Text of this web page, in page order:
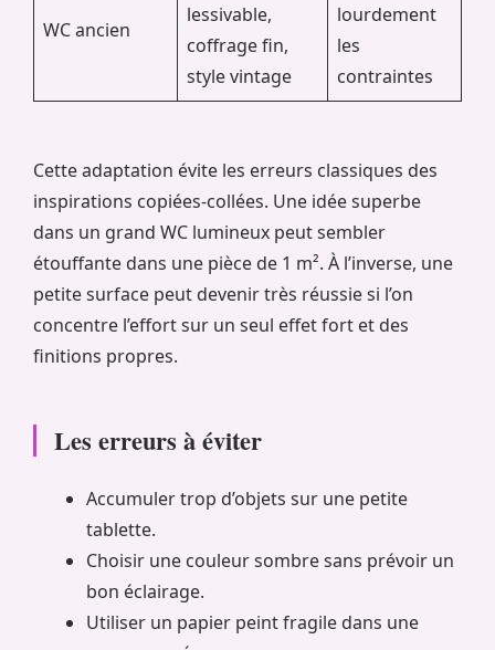
WC ancien
lessivable,
coffrage fin,
style vintage
lourdement
les
contraintes
Cette adaptation évite les erreurs classiques des
inspirations copiées-collées. Une idée superbe
dans un grand WC lumineux peut sembler
étouffante dans une pièce de 1 m². À l’inverse, une
petite surface peut devenir très réussie si l’on
concentre l’effort sur un seul effet fort et des
finitions propres.
Les erreurs à éviter
Accumuler trop d’objets sur une petite
tablette.
Choisir une couleur sombre sans prévoir un
bon éclairage.
Utiliser un papier peint fragile dans une